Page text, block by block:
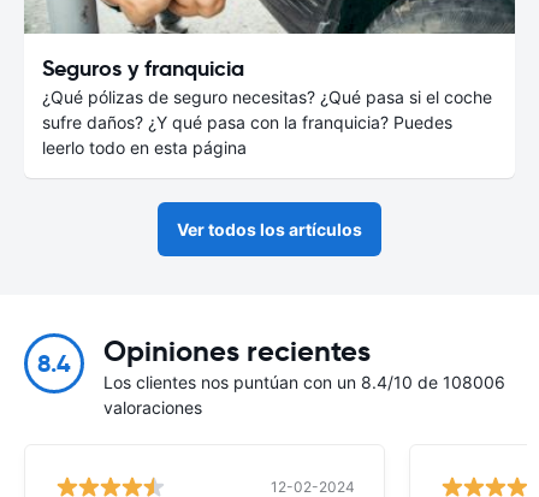
Seguros y franquicia
¿Qué pólizas de seguro necesitas? ¿Qué pasa si el coche
sufre daños? ¿Y qué pasa con la franquicia? Puedes
leerlo todo en esta página
Ver todos los artículos
8.4 Opiniones recientes
Los clientes nos puntúan con un 8.4/10 de 108006
valoraciones
12-02-2024